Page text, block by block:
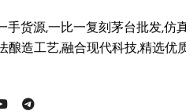
手货源,一比一复刻茅台批发,仿
酿造工艺,融合现代科技,精选优